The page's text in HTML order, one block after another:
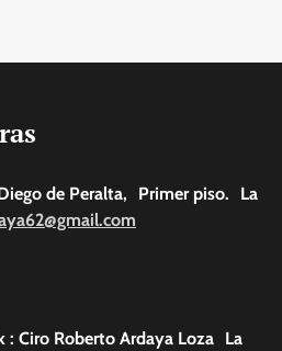
de Peralta, Primer piso. La
: Ciro Roberto Ardaya Loza La